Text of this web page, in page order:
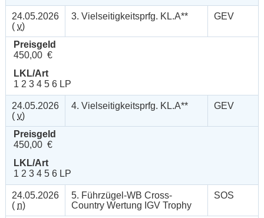
24.05.2026
( v)
3. Vielseitigkeitsprfg. KL.A** GEV
Preisgeld
450,00 €
LKL/Art
1 2 3 4 5 6 LP
24.05.2026
( v)
4. Vielseitigkeitsprfg. KL.A** GEV
Preisgeld
450,00 €
LKL/Art
1 2 3 4 5 6 LP
24.05.2026
( n)
5. Führzügel-WB Cross-
Country Wertung IGV Trophy
SOS